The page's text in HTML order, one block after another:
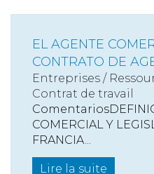
EL AGENTE
CONTRATO DE
Entreprises /
Contrat de travail
COMERCIAL Y
FRANCIA...
Lire la suite